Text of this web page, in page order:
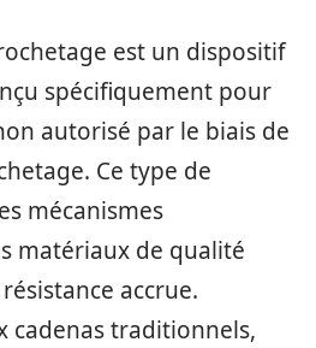
est un dispositif
spécifiquement pour
autorisé par le biais de
Ce type de
mécanismes
matériaux de qualité
accrue.
cadenas traditionnels,